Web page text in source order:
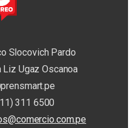
Slocovich Pardo
Liz Ugaz Oscanoa
311 6500